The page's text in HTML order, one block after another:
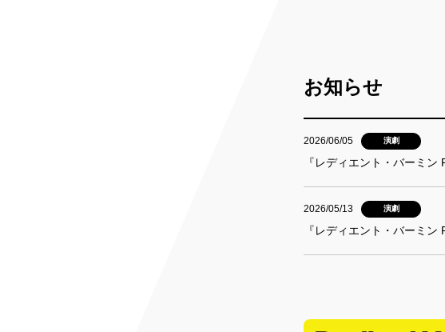
お知らせ
2026/06/05 演劇
『レディエント・バーミ
2026/05/13 演劇
『レディエント・バーミ